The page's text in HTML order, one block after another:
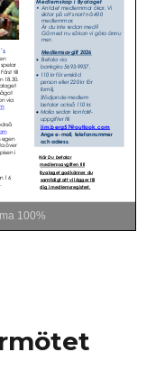
100%